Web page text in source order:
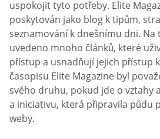
uspokojit tyto potřeby. Elite
poskytován jako blog k tipům,
seznamování k dnešnímu dni.
uvedeno mnoho článků, které
přístup a usnadňují jejich přístup
časopisu Elite Magazine byl
svého druhu, pokud jde o vztahy
a iniciativu, která připravila půdu
weby.